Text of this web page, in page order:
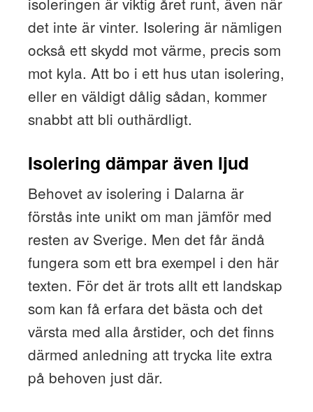
det inte är vinter. Isolering är nämligen
också ett skydd mot värme, precis som
mot kyla. Att bo i ett hus utan isolering,
eller en väldigt dålig sådan, kommer
snabbt att bli outhärdligt.
Isolering dämpar även ljud
Behovet av isolering i Dalarna är
förstås inte unikt om man jämför med
resten av Sverige. Men det får ändå
fungera som ett bra exempel i den här
texten. För det är trots allt ett landskap
som kan få erfara det bästa och det
värsta med alla årstider, och det finns
därmed anledning att trycka lite extra
på behoven just där.